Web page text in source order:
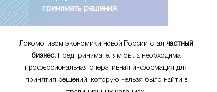
принимать решения
Локомотивом экономики новой России стал частный
бизнес. Предпринимателям была необходима
профессиональная оперативная информация для
принятия решений, которую нельзя было найти в